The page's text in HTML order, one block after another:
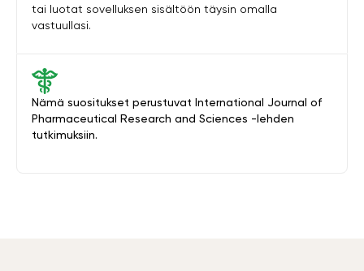
Nämä suositukset perustuvat International Journal of
Pharmaceutical Research and Sciences -lehden
tutkimuksiin.
tai luotat sovelluksen sisältöön täysin omalla
vastuullasi.